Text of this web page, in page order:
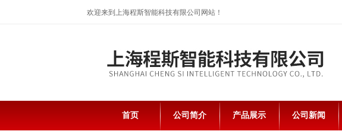
欢迎来到上海程斯智能科技有限公司网站！
首页 公司简介 产品展示 公司新闻